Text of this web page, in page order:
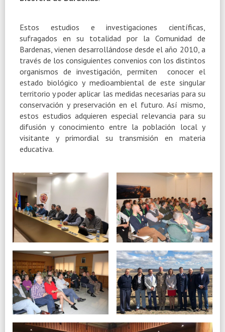
Estos estudios e investigaciones científicas,
sufragados en su totalidad por la Comunidad de
Bardenas, vienen desarrollándose desde el año 2010, a
través de los consiguientes convenios con los distintos
organismos de investigación, permiten conocer el
estado biológico y medioambiental de este singular
territorio y poder aplicar las medidas necesarias para su
conservación y preservación en el futuro. Así mismo,
estos estudios adquieren especial relevancia para su
difusión y conocimiento entre la población local y
visitante y primordial su transmisión en materia
educativa.